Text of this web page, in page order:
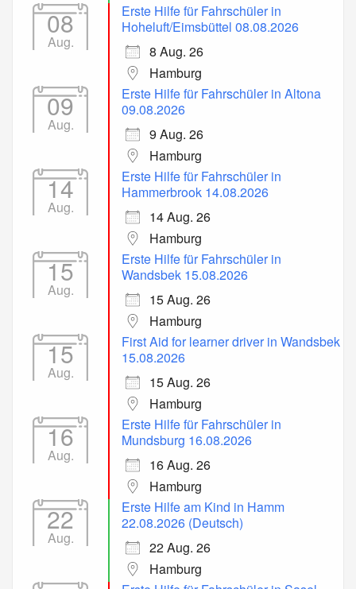
08
Aug.
Erste Hilfe für Fahrschüler in
Hoheluft/Eimsbüttel 08.08.2026
8 Aug. 26
Hamburg
09
Aug.
Erste Hilfe für Fahrschüler in Altona
09.08.2026
9 Aug. 26
Hamburg
14
Aug.
Erste Hilfe für Fahrschüler in
Hammerbrook 14.08.2026
14 Aug. 26
Hamburg
15
Aug.
Erste Hilfe für Fahrschüler in
Wandsbek 15.08.2026
15 Aug. 26
Hamburg
15
Aug.
First Aid for learner driver in Wandsbek
15.08.2026
15 Aug. 26
Hamburg
16
Aug.
Erste Hilfe für Fahrschüler in
Mundsburg 16.08.2026
16 Aug. 26
Hamburg
22
Aug.
Erste Hilfe am Kind in Hamm
22.08.2026 (Deutsch)
22 Aug. 26
Hamburg